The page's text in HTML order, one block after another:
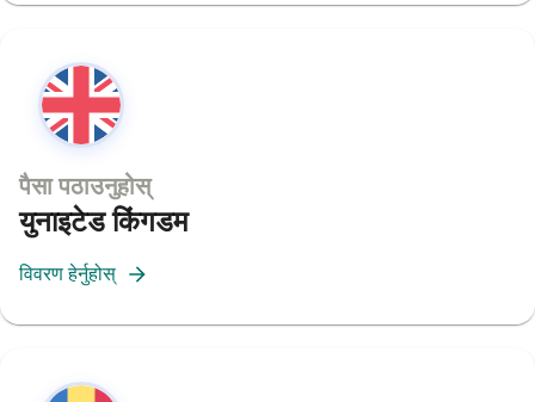
पैसा पठाउनुहोस्
युनाइटेड किंगडम
विवरण हेर्नुहोस्